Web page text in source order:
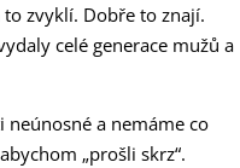
zvyklí. Dobře to znají.
celé generace mužů a
neúnosné a nemáme co
„prošli skrz“.